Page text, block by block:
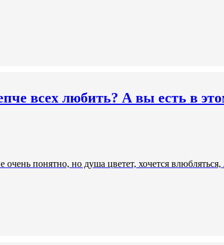
всех любить? А вы есть в
очень понятно, но душа цветет, хочется